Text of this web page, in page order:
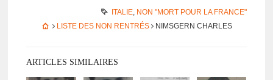
ITALIE, NON "MORT POUR LA FRANCE"
LISTE DES NON RENTRÉS
NIMSGERN CHARLES
ARTICLES SIMILAIRES